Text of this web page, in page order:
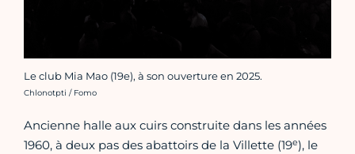
Le club Mia Mao (19e), à son ouverture en 2025.
Crédit photo :
Chlonotpti / Fomo
Ancienne halle aux cuirs construite dans les années
1960, à deux pas des abattoirs de la Villette (19e), le